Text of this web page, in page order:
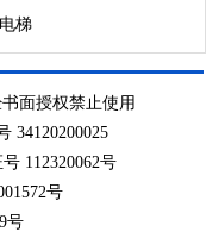
梯
面授权禁止使用
34120200025
112320062号
号
号